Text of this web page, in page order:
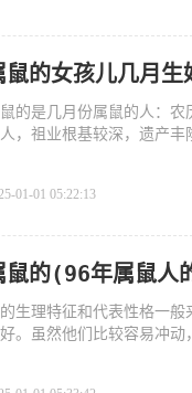
鼠的女孩儿几月
的是几月份属鼠的人：
，祖业根基较深，遗产
01-01 05:22:13
鼠的(96年属鼠人
生理特征和代表性格一
。虽然他们比较容易冲